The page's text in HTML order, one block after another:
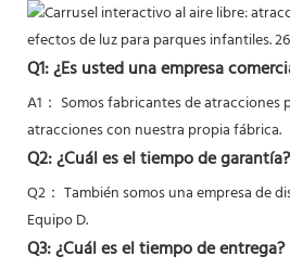
Q1: ¿Es usted una empresa
A1： Somos fabricantes de atracciones
atracciones con nuestra propia fábrica.
Q2: ¿Cuál es el tiempo de garantía?
Q2： También somos una empresa de
Equipo D.
Q3: ¿Cuál es el tiempo de entrega?